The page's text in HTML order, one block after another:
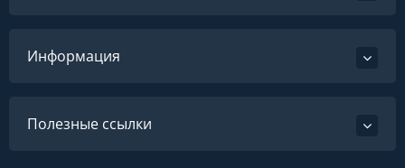
Информация
Полезные ссылки